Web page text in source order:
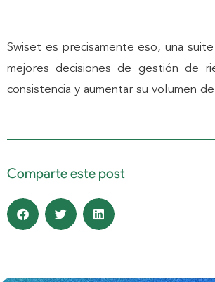
Swiset es precisamente eso, una
mejores decisiones de gestión de
consistencia y aumentar su volumen
Comparte este post